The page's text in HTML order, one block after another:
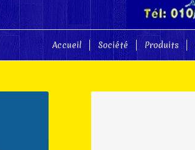
Accueil Société Produits